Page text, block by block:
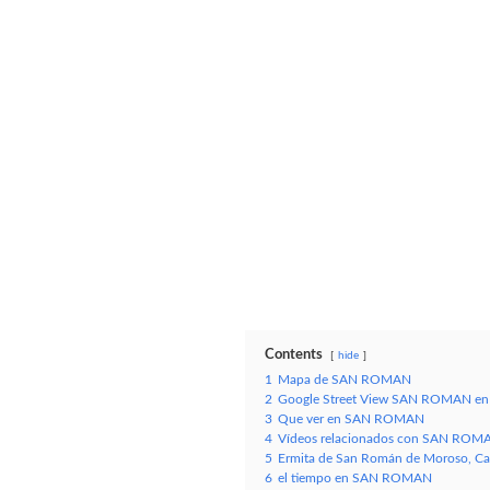
Contents hide
1
Mapa de SAN ROMAN
2 Google Street View SAN ROMAN
3 Que ver en SAN ROMAN
4 Vídeos relacionados con SAN
5
Ermita de San Román de Moroso,
6 el tiempo en SAN ROMAN